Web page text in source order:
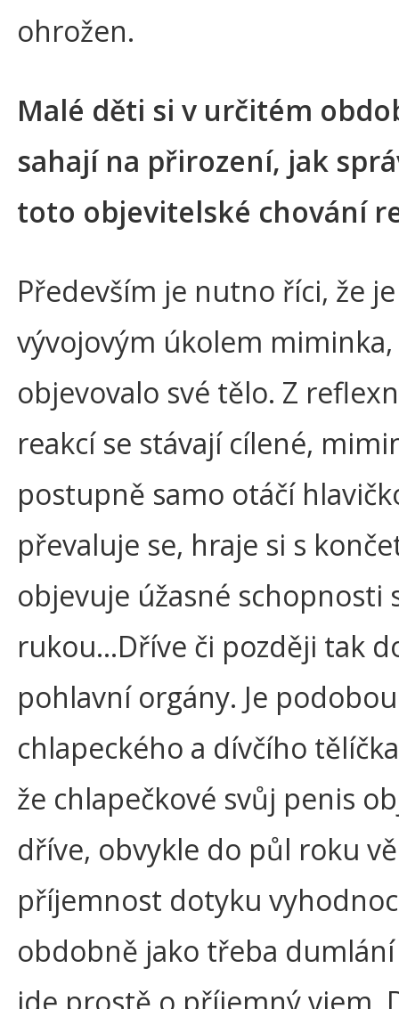
ohrožen.
Malé děti si v určitém
sahají na přirození, jak
toto objevitelské chování
Především je nutno říci, že
vývojovým úkolem miminka,
objevovalo své tělo. Z
reakcí se stávají cílené,
postupně samo otáčí
převaluje se, hraje si s
objevuje úžasné schopnosti
rukou…Dříve či později tak
pohlavní orgány. Je podobou
chlapeckého a dívčího
že chlapečkové svůj penis
dříve, obvykle do půl roku
příjemnost dotyku
obdobně jako třeba